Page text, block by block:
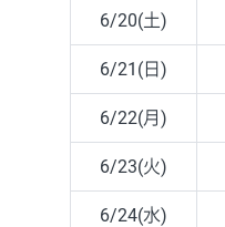
6/20(土)
6/21(日)
6/22(月)
6/23(火)
6/24(水)